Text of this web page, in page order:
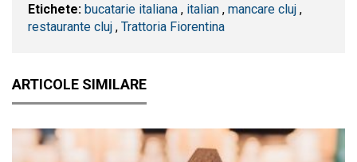
Etichete: bucatarie italiana , italian , mancare cluj ,
restaurante cluj , Trattoria Fiorentina
ARTICOLE SIMILARE